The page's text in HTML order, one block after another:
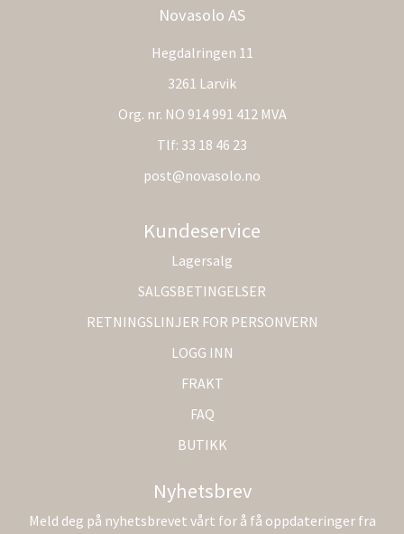
Novasolo AS
Hegdalringen 11
3261 Larvik
Org. nr. NO 914 991 412 MVA
Tlf: 33 18 46 23
post@novasolo.no
Kundeservice
Lagersalg
SALGSBETINGELSER
RETNINGSLINJER FOR PERSONVERN
LOGG INN
FRAKT
FAQ
BUTIKK
Nyhetsbrev
Meld deg på nyhetsbrevet vårt for å få oppdateringer fra